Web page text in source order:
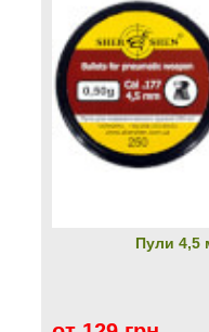
Пули 4,5